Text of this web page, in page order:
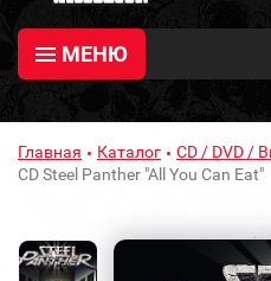
МЕНЮ
Главная Каталог CD / DVD /
CD Steel Panther "All You Can Eat"